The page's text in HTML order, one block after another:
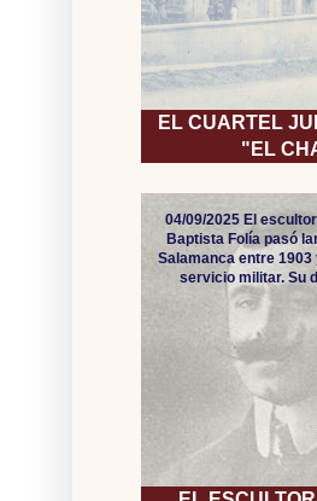
EL CUARTEL
"EL
04/09/2025 El
Baptista Folía pasó
Salamanca entre
servicio militar. Su